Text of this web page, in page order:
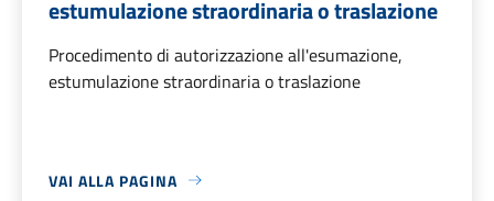
estumulazione straordinaria o traslazione
Procedimento di autorizzazione all'esumazione,
estumulazione straordinaria o traslazione
VAI ALLA PAGINA